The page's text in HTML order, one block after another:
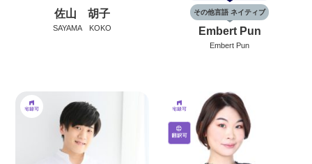
佐山 胡子
SAYAMA KOKO
その他言語 ネイティブ
Embert Pun
Embert Pun